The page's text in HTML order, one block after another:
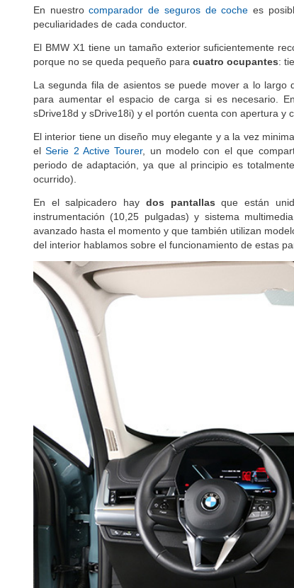
En nuestrocomparador de seguros de coche es
peculiaridades de cada conductor.
El BMW X1 tiene un tamaño exterior suficientemente
porque no se queda pequeño para cuatro ocupantes:
La segunda fila de asientos se puede mover a lo largo
para aumentar el espacio de carga si es necesario.
sDrive18d y sDrive18i) y el portón cuenta con apertura
El interior tiene un diseño muy elegante y a la vez
elSerie 2 Active Tourer, un modelo con el que
periodo de adaptación, ya que al principio es
ocurrido).
En el salpicadero hay dos pantallas que están
instrumentación (10,25 pulgadas) y sistema
avanzado hasta el momento y que también utilizan
del interior hablamos sobre el funcionamiento de estas